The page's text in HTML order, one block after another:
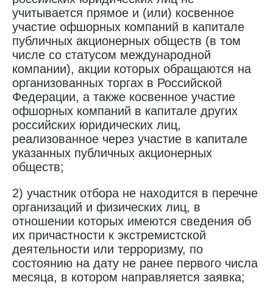
учитывается прямое и (или) косвенное
участие офшорных компаний в капитале
публичных акционерных обществ (в том
числе со статусом международной
компании), акции которых обращаются на
организованных торгах в Российской
Федерации, а также косвенное участие
офшорных компаний в капитале других
российских юридических лиц,
реализованное через участие в капитале
указанных публичных акционерных
обществ;
2) участник отбора не находится в перечне
организаций и физических лиц, в
отношении которых имеются сведения об
их причастности к экстремистской
деятельности или терроризму, по
состоянию на дату не ранее первого числа
месяца, в котором направляется заявка;